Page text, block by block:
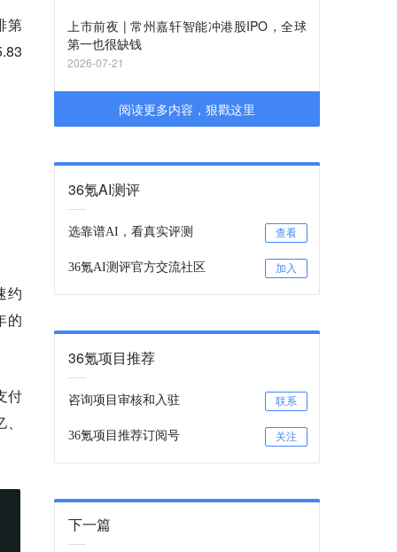
第
约
的
付
上市前夜 | 常州嘉轩智能冲港股IPO，全球
第一也很缺钱
2026-07-21
阅读更多内容，狠戳这里
36氪AI测评
选靠谱AI，看真实评测 查看
36氪AI测评官方交流社区 加入
36氪项目推荐
咨询项目审核和入驻 联系
36氪项目推荐订阅号 关注
下一篇